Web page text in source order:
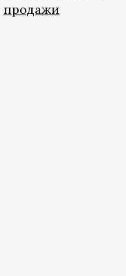
продажи